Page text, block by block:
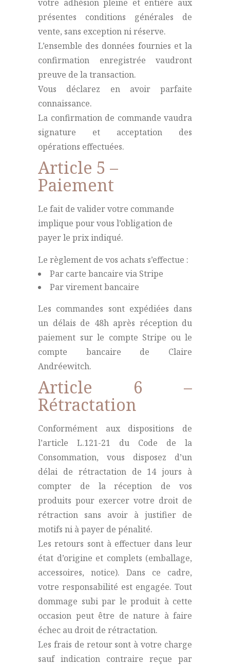
votre adhésion pleine et entière aux
présentes conditions générales de
vente, sans exception ni réserve.
L’ensemble des données fournies et la
confirmation enregistrée vaudront
preuve de la transaction.
Vous déclarez en avoir parfaite
connaissance.
La confirmation de commande vaudra
signature et acceptation des
opérations effectuées.
Article 5 –
Paiement
Le fait de valider votre commande
implique pour vous l’obligation de
payer le prix indiqué.
Le règlement de vos achats s’effectue :
Par carte bancaire via Stripe
Par virement bancaire
Les commandes sont expédiées dans
un délais de 48h après réception du
paiement sur le compte Stripe ou le
compte bancaire de Claire
Andréewitch.
Article 6 –
Rétractation
Conformément aux dispositions de
l’article L.121-21 du Code de la
Consommation, vous disposez d’un
délai de rétractation de 14 jours à
compter de la réception de vos
produits pour exercer votre droit de
rétraction sans avoir à justifier de
motifs ni à payer de pénalité.
Les retours sont à effectuer dans leur
état d’origine et complets (emballage,
accessoires, notice). Dans ce cadre,
votre responsabilité est engagée. Tout
dommage subi par le produit à cette
occasion peut être de nature à faire
échec au droit de rétractation.
Les frais de retour sont à votre charge
sauf indication contraire reçue par